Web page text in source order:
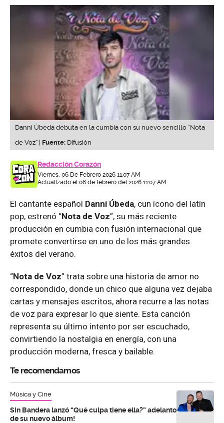
Danni Úbeda debuta en la cumbia con su nuevo sencillo “Nota
de Voz” | Fuente: Difusión
Redacción Corazón
Viernes, 06 De Febrero 2026 11:07 AM
Actualizado el 06 de febrero del 2026 11:07 AM
El cantante español Danni Úbeda, cun ícono del latín
pop, estrenó “Nota de Voz”, su más reciente
producción en cumbia con fusión internacional que
promete convertirse en uno de los más grandes
éxitos del verano.
“Nota de Voz” trata sobre una historia de amor no
correspondido, donde un chico que alguna vez dejaba
cartas y mensajes escritos, ahora recurre a las notas
de voz para expresar lo que siente. Esta canción
representa su último intento por ser escuchado,
convirtiendo la nostalgia en energía, con una
producción moderna, fresca y bailable.
Te recomendamos
Música y Cine
Sin Bandera lanzó “Qué culpa tiene ella?” adelanto
de su nuevo álbum!